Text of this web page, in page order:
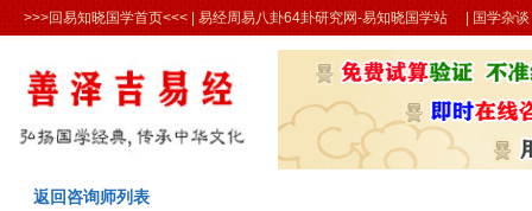
>>>回易知晓国学首页<<< | 易经周易八卦64卦研究网-易知晓国学站 | 国学杂谈
返回咨询师列表